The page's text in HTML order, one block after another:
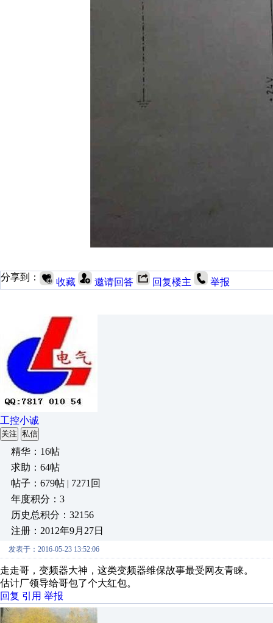
分享到： 收藏 邀请回答 回复楼主 举报
工控小诚
关注 私信
精华：16帖
求助：64帖
帖子：679帖 | 7271回
年度积分：3
历史总积分：32156
注册：2012年9月27日
发表于：2016-05-23 13:52:06
走走哥，变频器大神，这类变频器维保故事最受网友青睐。
估计厂领导给哥包了个大红包。
回复 引用 举报